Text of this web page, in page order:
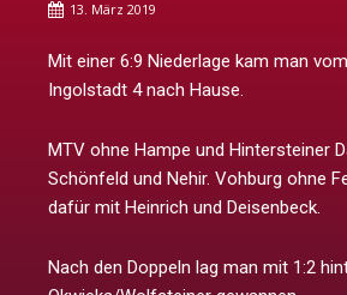
13. März 2019
Mit einer 6:9 Niederlage kam man
Ingolstadt 4 nach Hause.
MTV ohne Hampe und Hintersteiner
Schönfeld und Nehir. Vohburg ohne
dafür mit Heinrich und Deisenbeck.
Nach den Doppeln lag man mit 1:2